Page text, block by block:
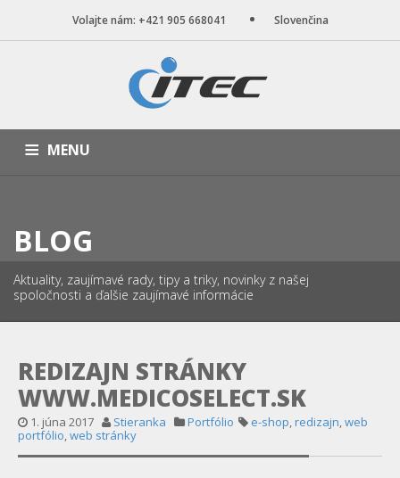
Volajte nám: +421 905 668041 Slovenčina
MENU
BLOG O NÁS
BLOG
Aktuality, zaujímavé rady, tipy a triky, novinky z našej
spoločnosti a ďalšie zaujímavé informácie
REDIZAJN STRÁNKY
WWW.MEDICOSELECT.SK
1. júna 2017 Stieranka Portfólio e-shop,redizajn,web
portfólio,web stránky